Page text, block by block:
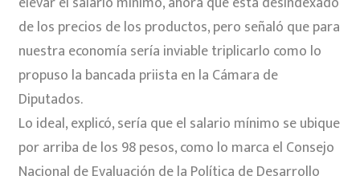
de los precios de los productos, pero señaló que para
nuestra economía sería inviable triplicarlo como lo
propuso la bancada priista en la Cámara de
Diputados.
Lo ideal, explicó, sería que el salario mínimo se ubique
por arriba de los 98 pesos, como lo marca el Consejo